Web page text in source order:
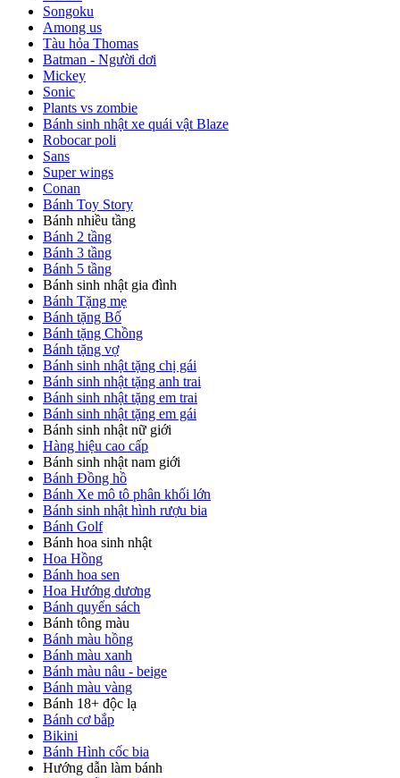
Songoku
Among us
Tàu hỏa Thomas
Batman - Người dơi
Mickey
Sonic
Plants vs zombie
Bánh sinh nhật xe quái vật Blaze
Robocar poli
Sans
Super wings
Conan
Bánh Toy Story
Bánh nhiều tầng
Bánh 2 tầng
Bánh 3 tầng
Bánh 5 tầng
Bánh sinh nhật gia đình
Bánh Tặng mẹ
Bánh tặng Bố
Bánh tặng Chồng
Bánh tặng vợ
Bánh sinh nhật tặng chị gái
Bánh sinh nhật tặng anh trai
Bánh sinh nhật tặng em trai
Bánh sinh nhật tặng em gái
Bánh sinh nhật nữ giới
Hàng hiệu cao cấp
Bánh sinh nhật nam giới
Bánh Đồng hồ
Bánh Xe mô tô phân khối lớn
Bánh sinh nhật hình rượu bia
Bánh Golf
Bánh hoa sinh nhật
Hoa Hồng
Bánh hoa sen
Hoa Hướng dương
Bánh quyển sách
Bánh tông màu
Bánh màu hồng
Bánh màu xanh
Bánh màu nâu - beige
Bánh màu vàng
Bánh 18+ độc lạ
Bánh cơ bắp
Bikini
Bánh Hình cốc bia
Hướng dẫn làm bánh